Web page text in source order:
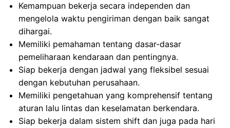
Kemampuan bekerja secara independen dan
mengelola waktu pengiriman dengan baik sangat
dihargai.
Memiliki pemahaman tentang dasar-dasar
pemeliharaan kendaraan dan pentingnya.
Siap bekerja dengan jadwal yang fleksibel sesuai
dengan kebutuhan perusahaan.
Memiliki pengetahuan yang komprehensif tentang
aturan lalu lintas dan keselamatan berkendara.
Siap bekerja dalam sistem shift dan juga pada hari